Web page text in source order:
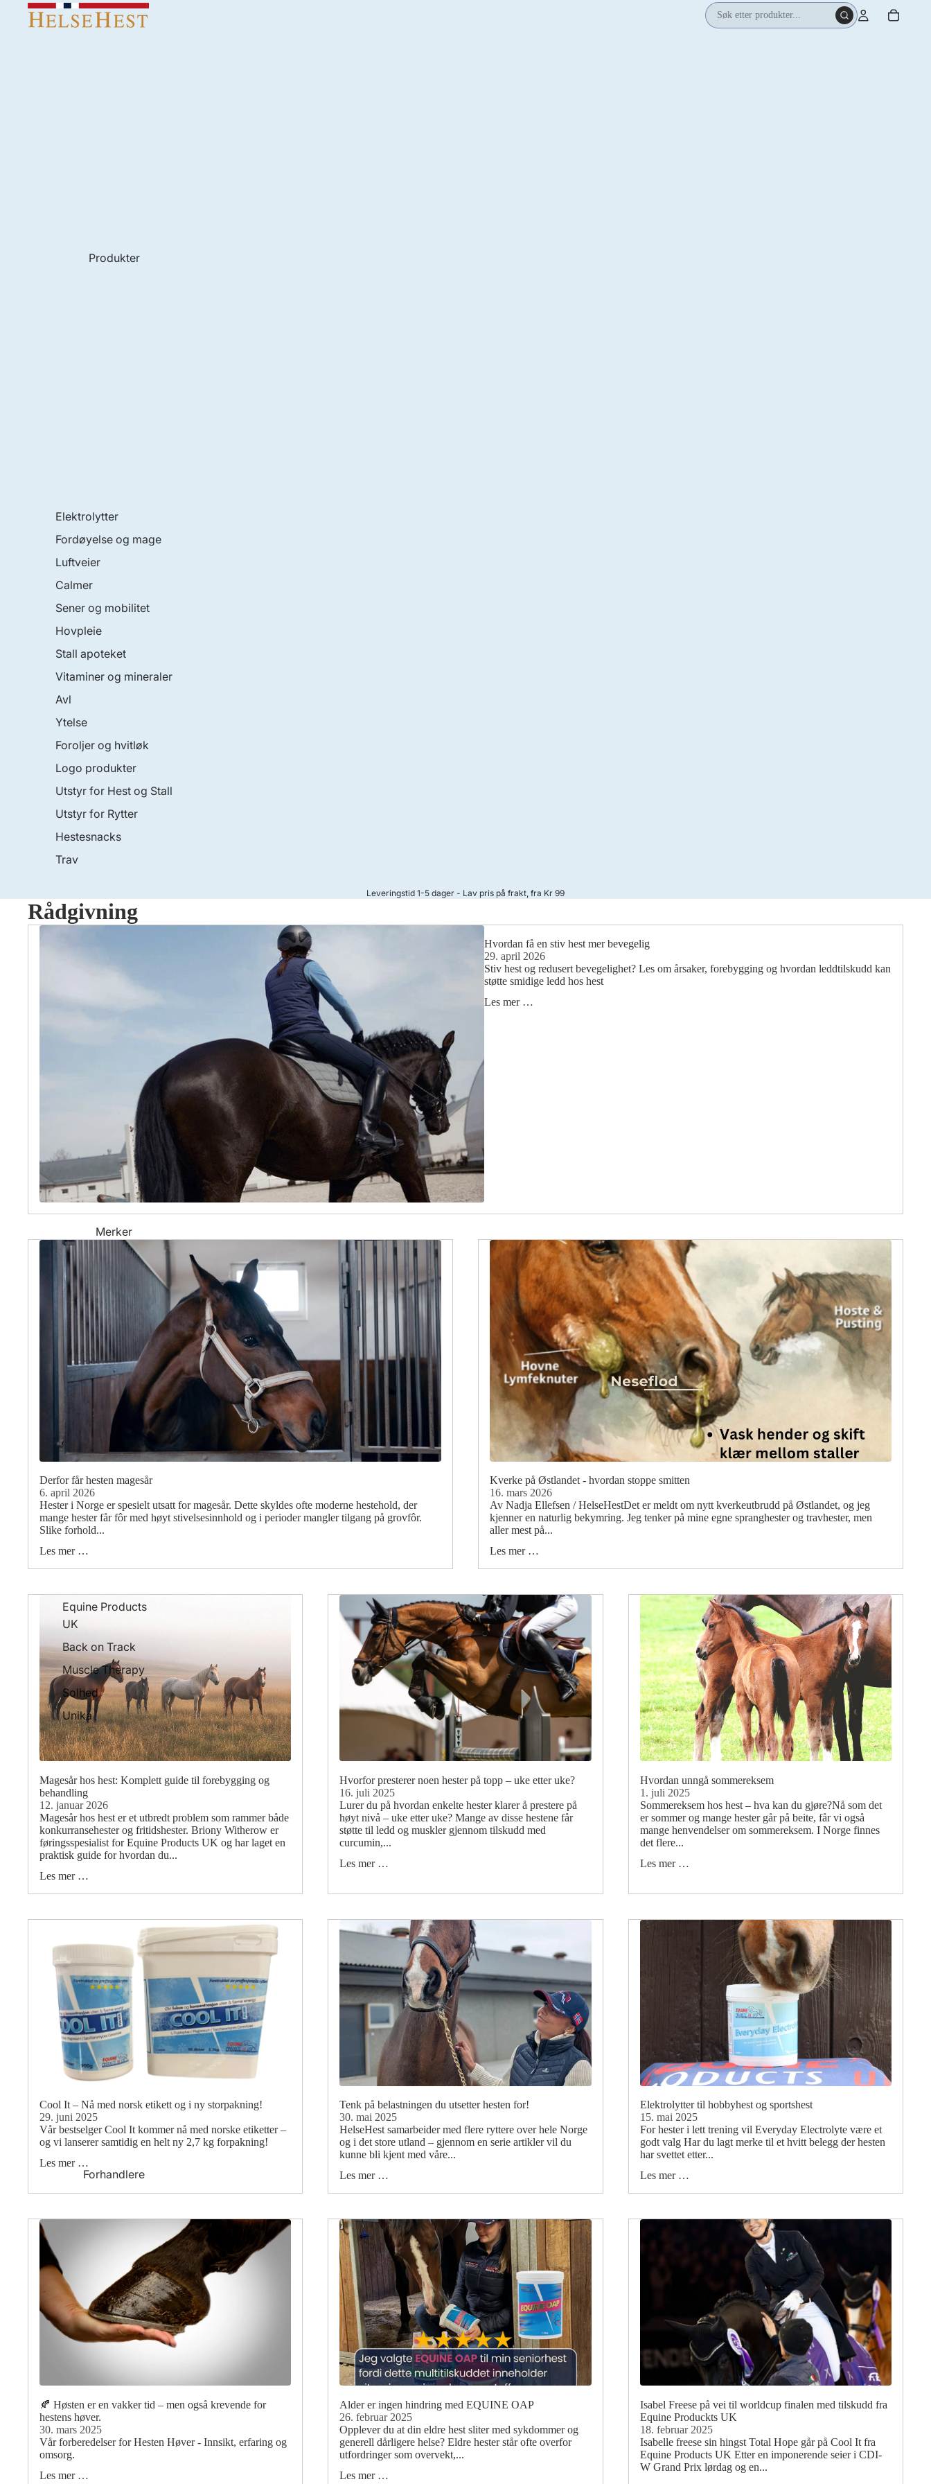
Produkter
Elektrolytter
Fordøyelse og mage
Luftveier
Calmer
Sener og mobilitet
Hovpleie
Stall apoteket
Vitaminer og mineraler
Avl
Ytelse
Foroljer og hvitløk
Logo produkter
Utstyr for Hest og Stall
Utstyr for Rytter
Hestesnacks
Trav
Merker
Equine Products
UK
Back on Track
Muscle Therapy
Solhed
Unika
Forhandlere
Leveringstid 1-5 dager - Lav pris på frakt, fra Kr 99
Rådgivning
Hvordan få en stiv hest mer bevegelig
29. april 2026
Stiv hest og redusert bevegelighet? Les om årsaker, forebygging og hvordan leddtilskudd kan
støtte smidige ledd hos hest
Les mer …
Derfor får hesten magesår
6. april 2026
Hester i Norge er spesielt utsatt for magesår. Dette skyldes ofte moderne hestehold, der
mange hester får fôr med høyt stivelsesinnhold og i perioder mangler tilgang på grovfôr.
Slike forhold...
Les mer …
Kverke på Østlandet - hvordan stoppe smitten
16. mars 2026
Av Nadja Ellefsen / HelseHestDet er meldt om nytt kverkeutbrudd på Østlandet, og jeg
kjenner en naturlig bekymring. Jeg tenker på mine egne spranghester og travhester, men
aller mest på...
Les mer …
Magesår hos hest: Komplett guide til forebygging og
behandling
12. januar 2026
Magesår hos hest er et utbredt problem som rammer både
konkurransehester og fritidshester. Briony Witherow er
føringsspesialist for Equine Products UK og har laget en
praktisk guide for hvordan du...
Les mer …
Hvorfor presterer noen hester på topp – uke etter uke?
16. juli 2025
Lurer du på hvordan enkelte hester klarer å prestere på
høyt nivå – uke etter uke? Mange av disse hestene får
støtte til ledd og muskler gjennom tilskudd med
curcumin,...
Les mer …
Hvordan unngå sommereksem
1. juli 2025
Sommereksem hos hest – hva kan du gjøre?Nå som det
er sommer og mange hester går på beite, får vi også
mange henvendelser om sommereksem. I Norge finnes
det flere...
Les mer …
Cool It – Nå med norsk etikett og i ny storpakning!
29. juni 2025
Vår bestselger Cool It kommer nå med norske etiketter –
og vi lanserer samtidig en helt ny 2,7 kg forpakning!
Les mer …
Tenk på belastningen du utsetter hesten for!
30. mai 2025
HelseHest samarbeider med flere ryttere over hele Norge
og i det store utland – gjennom en serie artikler vil du
kunne bli kjent med våre...
Les mer …
Elektrolytter til hobbyhest og sportshest
15. mai 2025
For hester i lett trening vil Everyday Electrolyte være et
godt valg Har du lagt merke til et hvitt belegg der hesten
har svettet etter...
Les mer …
🍂 Høsten er en vakker tid – men også krevende for
hestens høver.
30. mars 2025
Vår forberedelser for Hesten Høver - Innsikt, erfaring og
omsorg.
Les mer …
Alder er ingen hindring med EQUINE OAP
26. februar 2025
Opplever du at din eldre hest sliter med sykdommer og
generell dårligere helse? Eldre hester står ofte overfor
utfordringer som overvekt,...
Les mer …
Isabel Freese på vei til worldcup finalen med tilskudd fra
Equine Produckts UK
18. februar 2025
Isabelle freese sin hingst Total Hope går på Cool It fra
Equine Products UK Etter en imponerende seier i CDI-
W Grand Prix lørdag og en...